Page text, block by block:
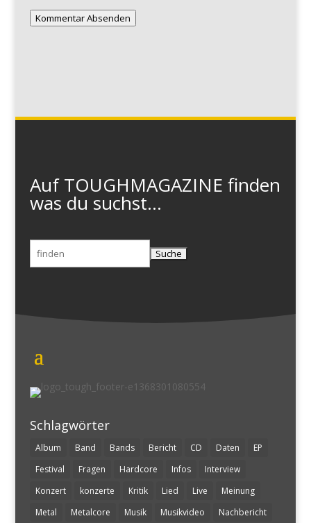
Kommentar Absenden
Auf TOUGHMAGAZINE finden
was du suchst...
Suchen
Schlagwörter
Album Band Bands Bericht CD Daten
EP
Festival
Fragen Hardcore Infos
Interview
Konzert
konzerte Kritik Lied Live
Meinung
Metal
Metalcore Musik Musikvideo Nachbericht